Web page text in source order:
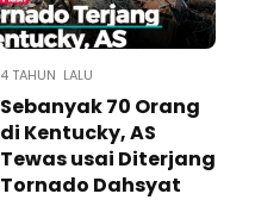
4 TAHUN LALU
Sebanyak 70 Orang
di Kentucky, AS
Tewas usai Diterjang
Tornado Dahsyat